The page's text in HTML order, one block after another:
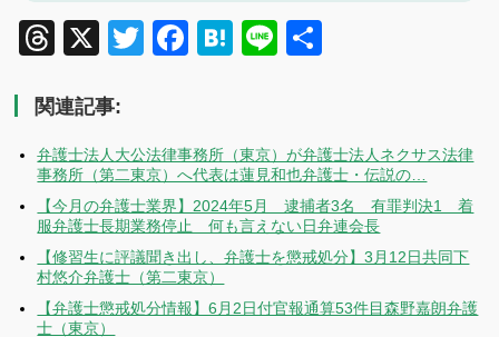
Threads
X TwitterFacebook
Hatena
Line
関連記事:
弁護士法人大公法律事務所（東京）が弁護士法人ネクサス法律
事務所（第二東京）へ代表は蓮見和也弁護士・伝説の…
【今月の弁護士業界】2024年5月 逮捕者3名 有罪判決1 着
服弁護士長期業務停止 何も言えない日弁連会長
【修習生に評議聞き出し、弁護士を懲戒処分】3月12日共同下
村悠介弁護士（第二東京）
【弁護士懲戒処分情報】6月2日付官報通算53件目森野嘉朗弁護
士（東京）